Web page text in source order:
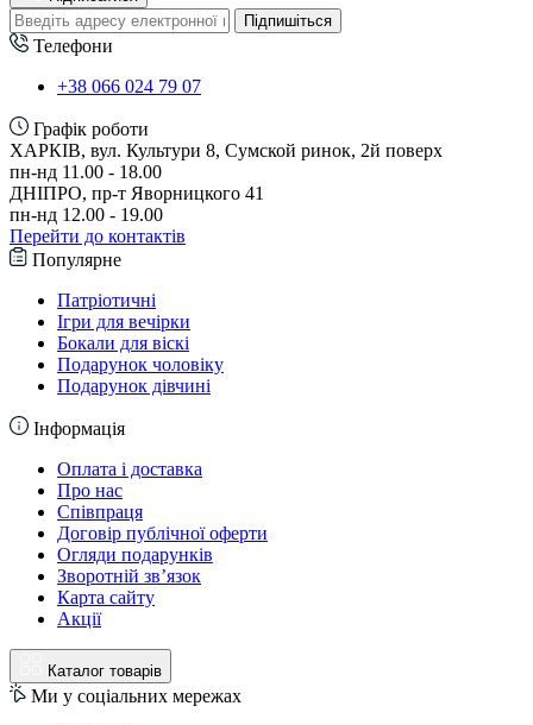
Підпишіться
Телефони
+38 066 024 79 07
Графік роботи
ХАРКІВ, вул. Культури 8, Сумской ринок, 2й поверх
пн-нд 11.00 - 18.00
ДНІПРО, пр-т Яворницкого 41
пн-нд 12.00 - 19.00
Перейти до контактів
Популярне
Патріотичні
Ігри для вечірки
Бокали для віскі
Подарунок чоловіку
Подарунок дівчині
Інформація
Оплата і доставка
Про нас
Співпраця
Договір публічної оферти
Огляди подарунків
Зворотній зв’язок
Карта сайту
Акції
Каталог товарів
Ми у соціальних мережах